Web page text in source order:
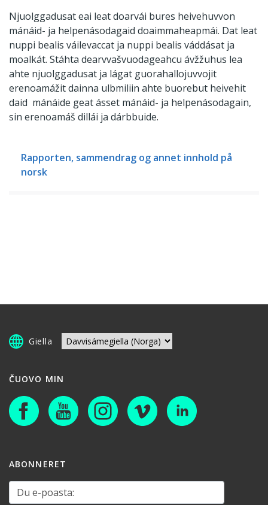
Njuolggadusat eai leat doarvái bures heivehuvvon
mánáid- ja helpenásodagaid doaimmaheapmái. Dat leat
nuppi bealis váilevaccat ja nuppi bealis váddásat ja
moalkát. Stáhta dearvvašvuodageahcu ávžžuhus lea
ahte njuolggadusat ja lágat guorahallojuvvojit
erenoamážit dainna ulbmiliin ahte buorebut heivehit
daid mánáide geat ásset mánáid- ja helpenásodagain,
sin erenoamáš dillái ja dárbbuide.
Rapporten, sammendrag og annet innhold på
norsk
Giella
ČUOVO MIN
ABONNERET
Du e-poasta: